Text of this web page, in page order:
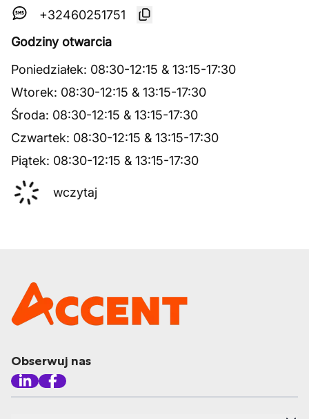
+32460251751
Godziny otwarcia
Poniedziałek: 08:30-12:15 & 13:15-17:30
Wtorek: 08:30-12:15 & 13:15-17:30
Środa: 08:30-12:15 & 13:15-17:30
Czwartek: 08:30-12:15 & 13:15-17:30
Piątek: 08:30-12:15 & 13:15-17:30
wczytaj
Obserwuj nas